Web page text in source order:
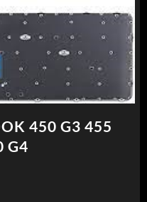
450 G3 455
G4